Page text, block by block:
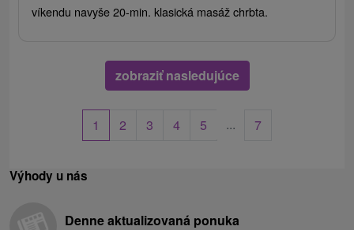
víkendu navyše 20-min. klasická masáž chrbta.
zobraziť nasledujúce
1 2 3 4 5 ... 7
Výhody u nás
Denne aktualizovaná ponuka